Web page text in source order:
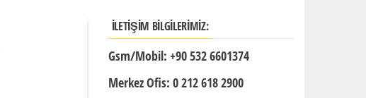
İLETIŞIM BILGILERIMIZ:
Gsm/Mobil: +90 532 6601374
Merkez Ofis: 0 212 618 2900